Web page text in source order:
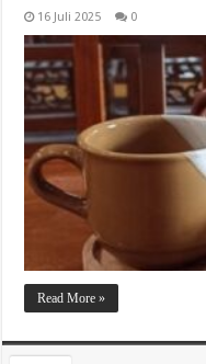
16 Juli 2025 0
Read More »